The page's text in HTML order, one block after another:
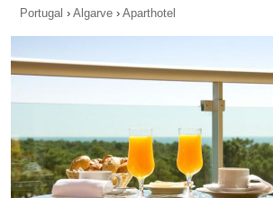
Portugal › Algarve › Aparthotel